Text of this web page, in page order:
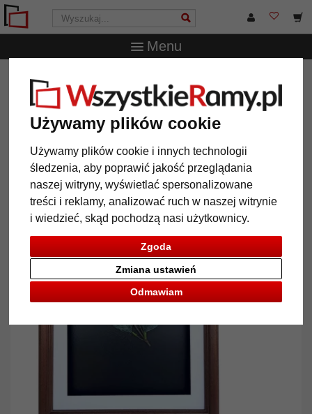
Używamy plików cookie
Używamy plików cookie i innych technologii
śledzenia, aby poprawić jakość przeglądania
naszej witryny, wyświetlać spersonalizowane
treści i reklamy, analizować ruch w naszej witrynie
i wiedzieć, skąd pochodzą nasi użytkownicy.
Zgoda
Odmawiam
Zmiana ustawień
Menu
WszystkieRamy.pl
rama Ewa z passe-partout
Barokowa rama Ewa z passe-
partout